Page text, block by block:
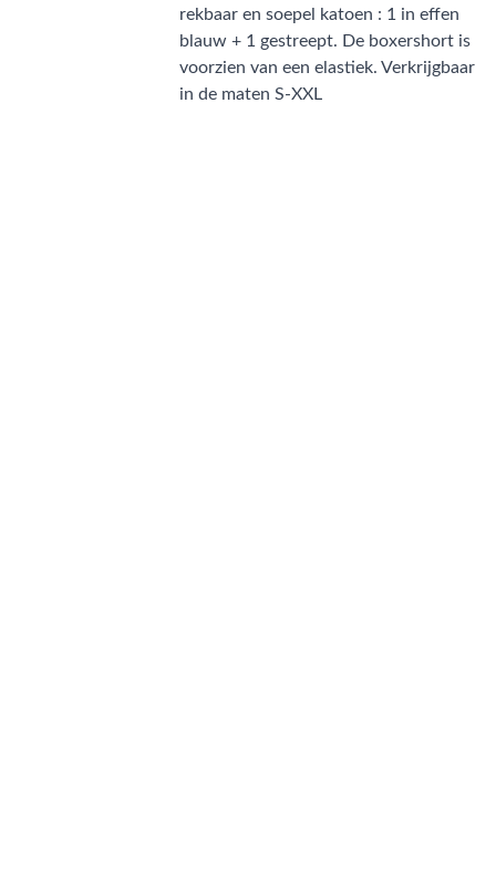
rekbaar en soepel katoen : 1 in effen
blauw + 1 gestreept. De boxershort is
voorzien van een elastiek. Verkrijgbaar
in de maten S-XXL